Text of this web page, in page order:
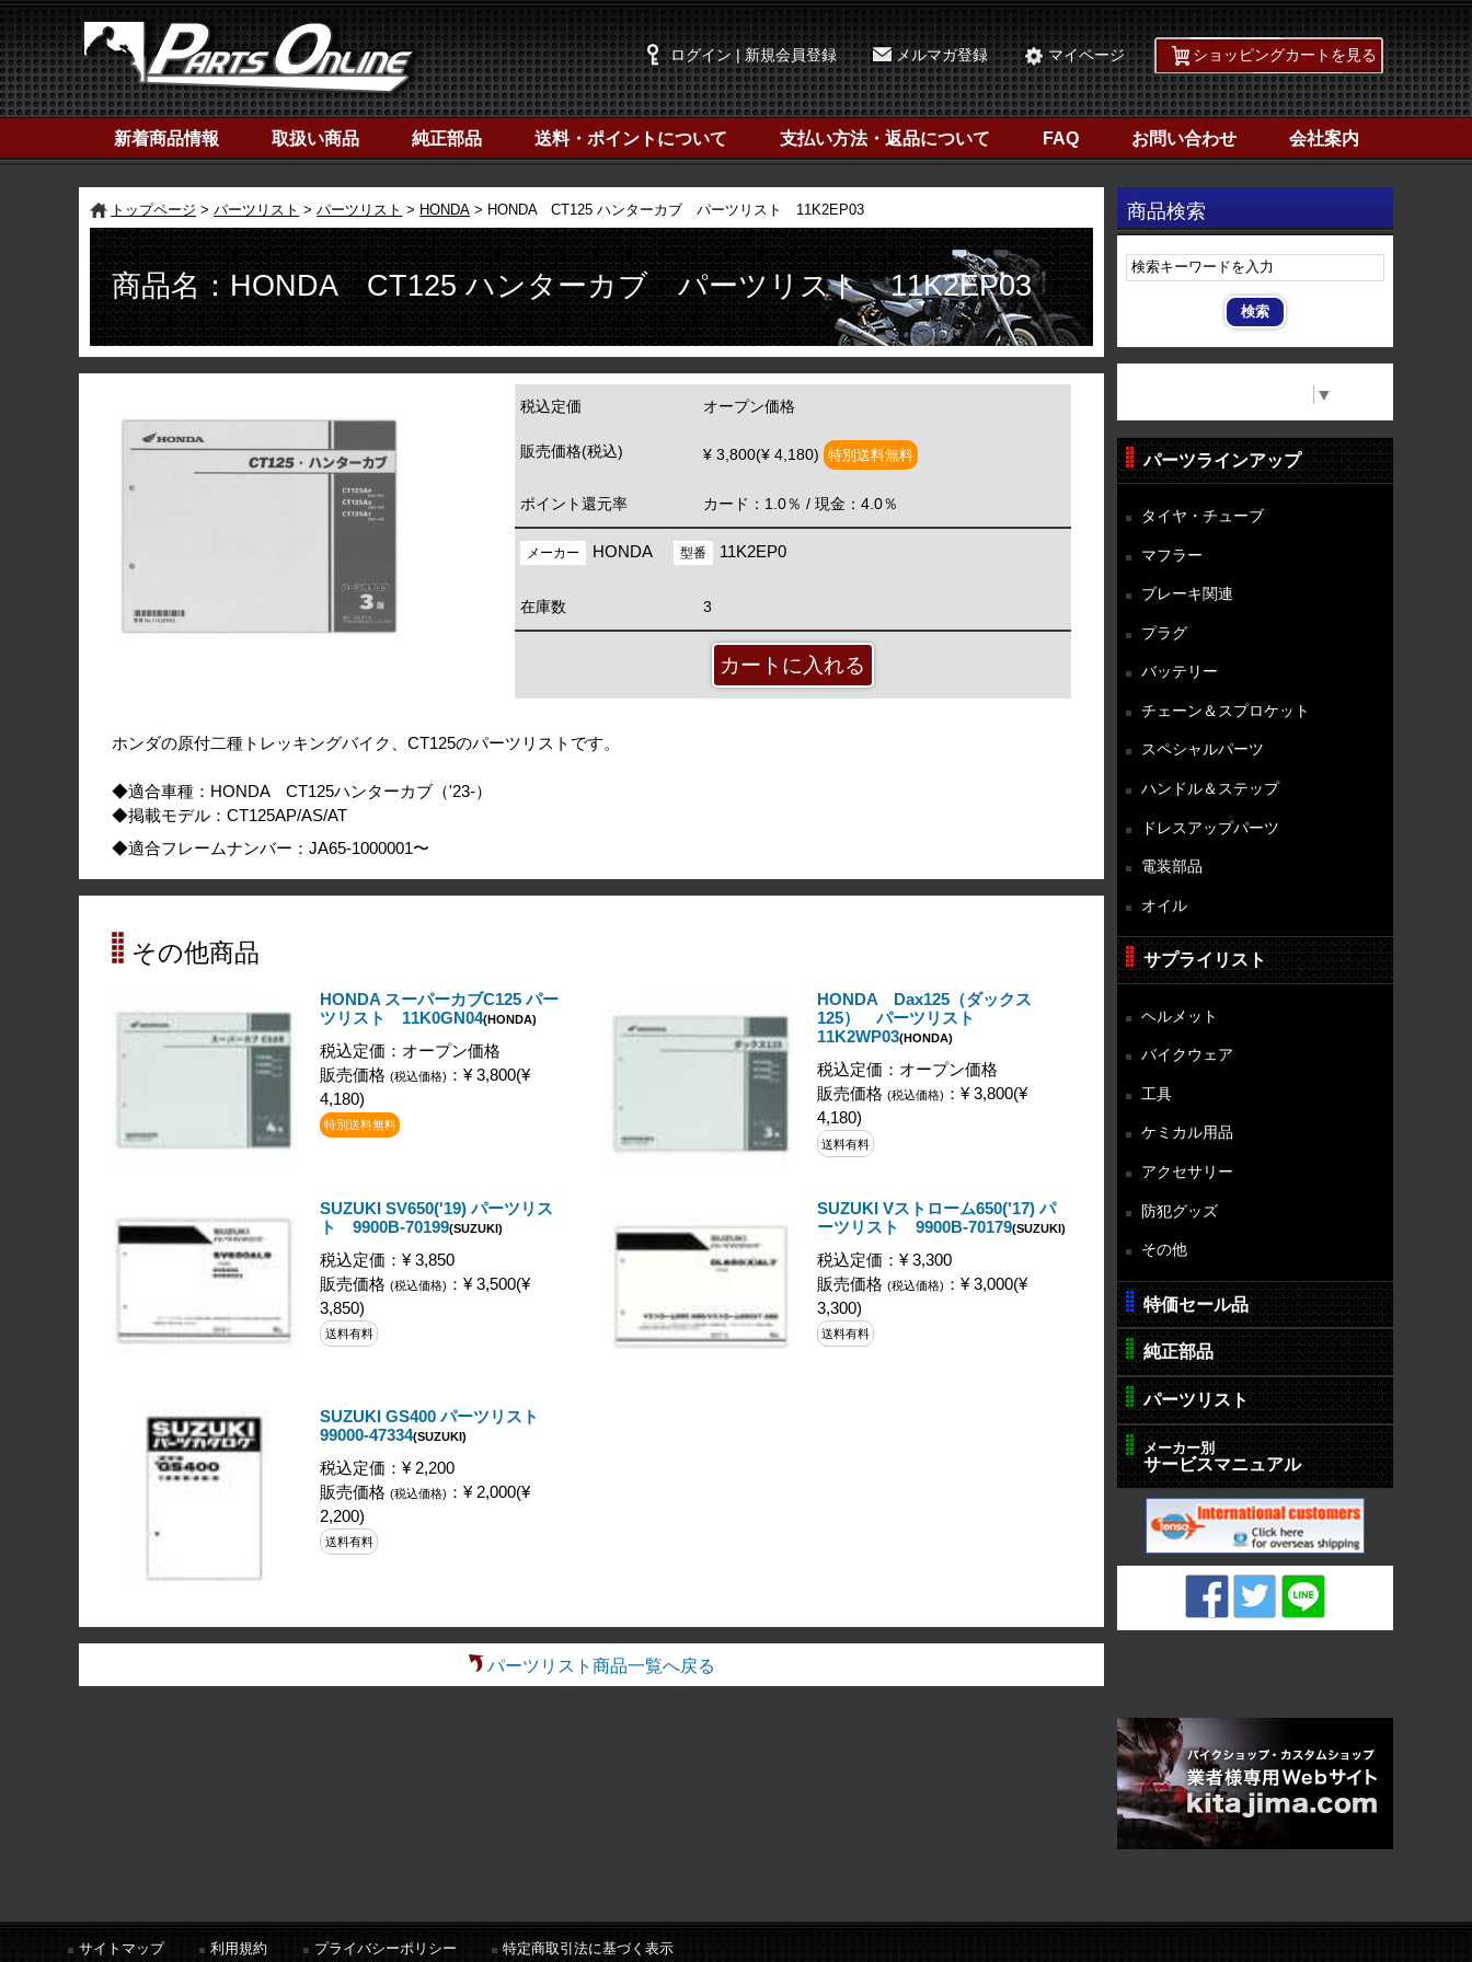
ログイン | 新規会員登録 メルマガ登録 マイページ ショッピングカートを見る
新着商品情報 取扱い商品 純正部品 送料・ポイントについて 支払い方法・返品について FAQ お問い合わせ 会社案内
商品検索
▼
トップページ パーツリスト パーツリスト HONDA HONDA CT125 ハンターカブ パーツリスト 11K2EP03
商品名：HONDA CT125 ハンターカブ パーツリスト 11K2EP03
税込定価 オープン価格
販売価格(税込) ¥ 3,800(¥ 4,180) 特別送料無料
ポイント還元率 カード：1.0％ / 現金：4.0％
メーカー HONDA 型番 11K2EP0
在庫数 3
ホンダの原付二種トレッキングバイク、CT125のパーツリストです。
◆適合車種：HONDA CT125ハンターカブ（'23-）
◆掲載モデル：CT125AP/AS/AT
◆適合フレームナンバー：JA65-1000001〜
その他商品
HONDA スーパーカブC125 パー
ツリスト 11K0GN04(HONDA)
税込定価：オープン価格
販売価格(税込価格) ：¥ 3,800(¥
4,180)
特別送料無料
HONDA Dax125（ダックス
125） パーツリスト
11K2WP03(HONDA)
税込定価：オープン価格
販売価格 (税込価格) ：¥ 3,800(¥
4,180)
送料有料
SUZUKI SV650('19) パーツリス
ト 9900B-70199(SUZUKI)
税込定価：¥ 3,850
販売価格(税込価格) ：¥ 3,500(¥
3,850)
送料有料
SUZUKI Vストローム650('17) パ
ーツリスト 9900B-70179(SUZUKI)
税込定価：¥ 3,300
販売価格 (税込価格) ：¥ 3,000(¥
3,300)
送料有料
SUZUKI GS400 パーツリスト
99000-47334(SUZUKI)
税込定価：¥ 2,200
販売価格(税込価格) ：¥ 2,000(¥
2,200)
送料有料
パーツリスト商品一覧へ戻る
パーツラインアップ
タイヤ・チューブ
マフラー
ブレーキ関連
プラグ
バッテリー
チェーン＆スプロケット
スペシャルパーツ
ハンドル＆ステップ
ドレスアップパーツ
電装部品
オイル
サプライリスト
ヘルメット
バイクウェア
工具
ケミカル用品
アクセサリー
防犯グッズ
その他
特価セール品
純正部品
パーツリスト
メーカー別
サービスマニュアル
サイトマップ 利用規約 プライバシーポリシー 特定商取引法に基づく表示